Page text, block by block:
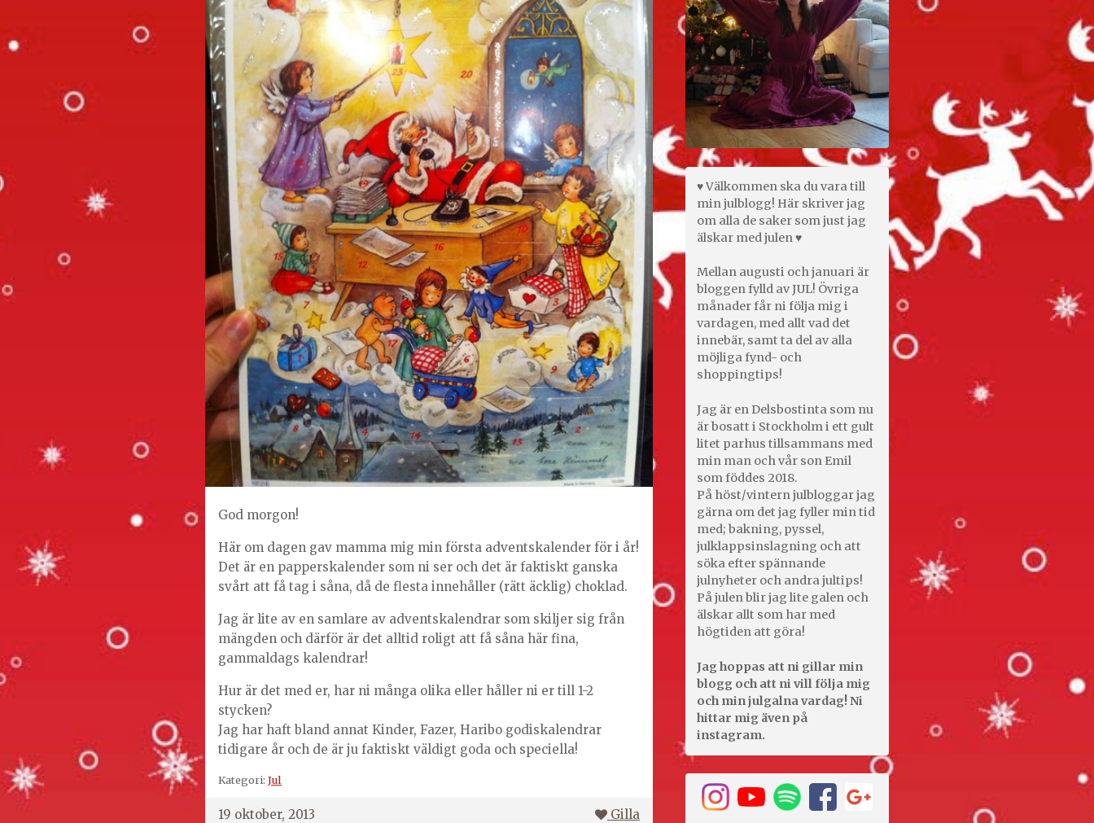
God morgon!
Här om dagen gav mamma mig min första adventskalender för i år!
Det är en papperskalender som ni ser och det är faktiskt ganska
svårt att få tag i såna, då de flesta innehåller (rätt äcklig) choklad.
Jag är lite av en samlare av adventskalendrar som skiljer sig från
mängden och därför är det alltid roligt att få såna här fina,
gammaldags kalendrar!
Hur är det med er, har ni många olika eller håller ni er till 1-2
stycken?
Jag har haft bland annat Kinder, Fazer, Haribo godiskalendrar
tidigare år och de är ju faktiskt väldigt goda och speciella!
Kategori: Jul
19 oktober, 2013 Gilla
♥ Välkommen ska du vara till
min julblogg! Här skriver jag
om alla de saker som just jag
älskar med julen ♥
Mellan augusti och januari är
bloggen fylld av JUL! Övriga
månader får ni följa mig i
vardagen, med allt vad det
innebär, samt ta del av alla
möjliga fynd- och
shoppingtips!
Jag är en Delsbostinta som nu
är bosatt i Stockholm i ett gult
litet parhus tillsammans med
min man och vår son Emil
som föddes 2018.
På höst/vintern julbloggar jag
gärna om det jag fyller min tid
med; bakning, pyssel,
julklappsinslagning och att
söka efter spännande
julnyheter och andra jultips!
På julen blir jag lite galen och
älskar allt som har med
högtiden att göra!
Jag hoppas att ni gillar min
blogg och att ni vill följa mig
och min julgalna vardag! Ni
hittar mig även på
instagram.